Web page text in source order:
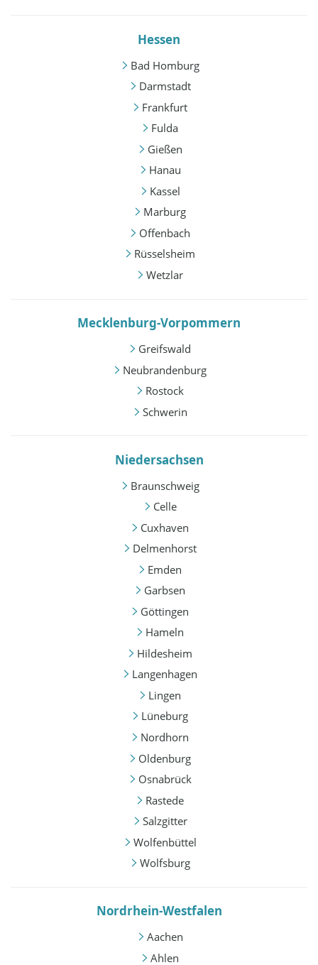
Hessen
Bad Homburg
Darmstadt
Frankfurt
Fulda
Gießen
Hanau
Kassel
Marburg
Offenbach
Rüsselsheim
Wetzlar
Mecklenburg-Vorpommern
Greifswald
Neubrandenburg
Rostock
Schwerin
Niedersachsen
Braunschweig
Celle
Cuxhaven
Delmenhorst
Emden
Garbsen
Göttingen
Hameln
Hildesheim
Langenhagen
Lingen
Lüneburg
Nordhorn
Oldenburg
Osnabrück
Rastede
Salzgitter
Wolfenbüttel
Wolfsburg
Nordrhein-Westfalen
Aachen
Ahlen